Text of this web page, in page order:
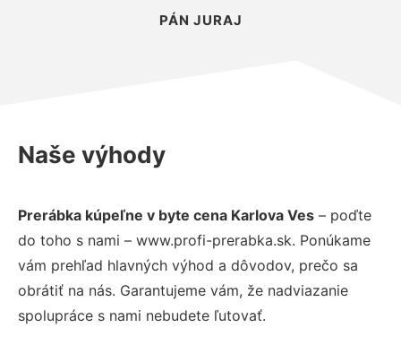
PÁN JURAJ
Naše výhody
Prerábka kúpeľne v byte cena Karlova Ves – poďte
do toho s nami – www.profi-prerabka.sk. Ponúkame
vám prehľad hlavných výhod a dôvodov, prečo sa
obrátiť na nás. Garantujeme vám, že nadviazanie
spolupráce s nami nebudete ľutovať.